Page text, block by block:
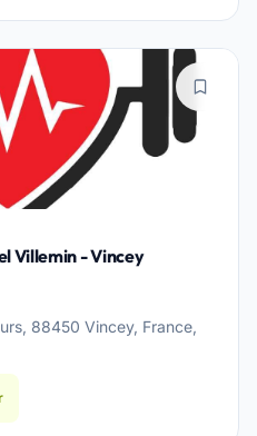
Villemin - Vincey
88450 Vincey, France,